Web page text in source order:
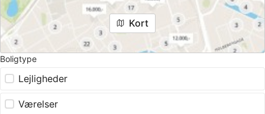
Kort
Boligtype
Lejligheder
Værelser